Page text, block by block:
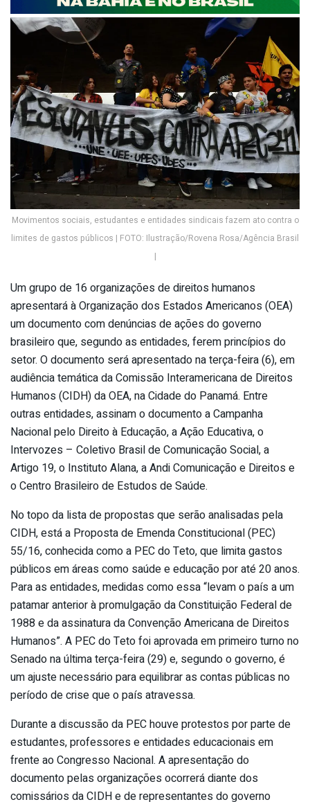
Movimentos sociais, estudantes e entidades sindicais fazem ato contra o
limites de gastos públicos | FOTO: Ilustração/Rovena Rosa/Agência Brasil
|
Um grupo de 16 organizações de direitos humanos
apresentará à Organização dos Estados Americanos (OEA)
um documento com denúncias de ações do governo
brasileiro que, segundo as entidades, ferem princípios do
setor. O documento será apresentado na terça-feira (6), em
audiência temática da Comissão Interamericana de Direitos
Humanos (CIDH) da OEA, na Cidade do Panamá. Entre
outras entidades, assinam o documento a Campanha
Nacional pelo Direito à Educação, a Ação Educativa, o
Intervozes – Coletivo Brasil de Comunicação Social, a
Artigo 19, o Instituto Alana, a Andi Comunicação e Direitos e
o Centro Brasileiro de Estudos de Saúde.
No topo da lista de propostas que serão analisadas pela
CIDH, está a Proposta de Emenda Constitucional (PEC)
55/16, conhecida como a PEC do Teto, que limita gastos
públicos em áreas como saúde e educação por até 20 anos.
Para as entidades, medidas como essa “levam o país a um
patamar anterior à promulgação da Constituição Federal de
1988 e da assinatura da Convenção Americana de Direitos
Humanos”. A PEC do Teto foi aprovada em primeiro turno no
Senado na última terça-feira (29) e, segundo o governo, é
um ajuste necessário para equilibrar as contas públicas no
período de crise que o país atravessa.
Durante a discussão da PEC houve protestos por parte de
estudantes, professores e entidades educacionais em
frente ao Congresso Nacional. A apresentação do
documento pelas organizações ocorrerá diante dos
comissários da CIDH e de representantes do governo